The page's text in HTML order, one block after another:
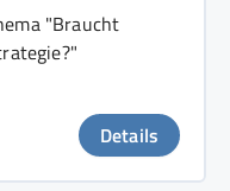
"Braucht
Details